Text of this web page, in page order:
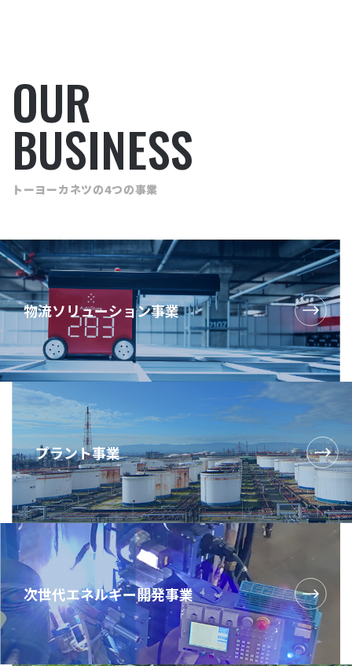
OUR
BUSINESS
トーヨーカネツの4つの事業
物流ソリューション事業
プラント事業
次世代エネルギー開発事業